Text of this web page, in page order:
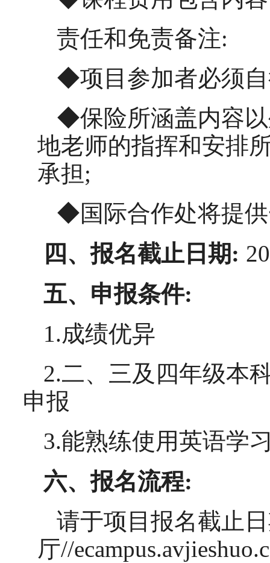
责任和免责备注:
◆项目参加者必须
◆保险所涵盖内容
地老师的指挥和安排
承担;
◆国际合作处将提
四、报名截止日期:
五、申报条件:
1.成绩优异
2.二、三及四年级本
申报
3.能熟练使用英语学
六、报名流程:
请于项目报名截止
厅//